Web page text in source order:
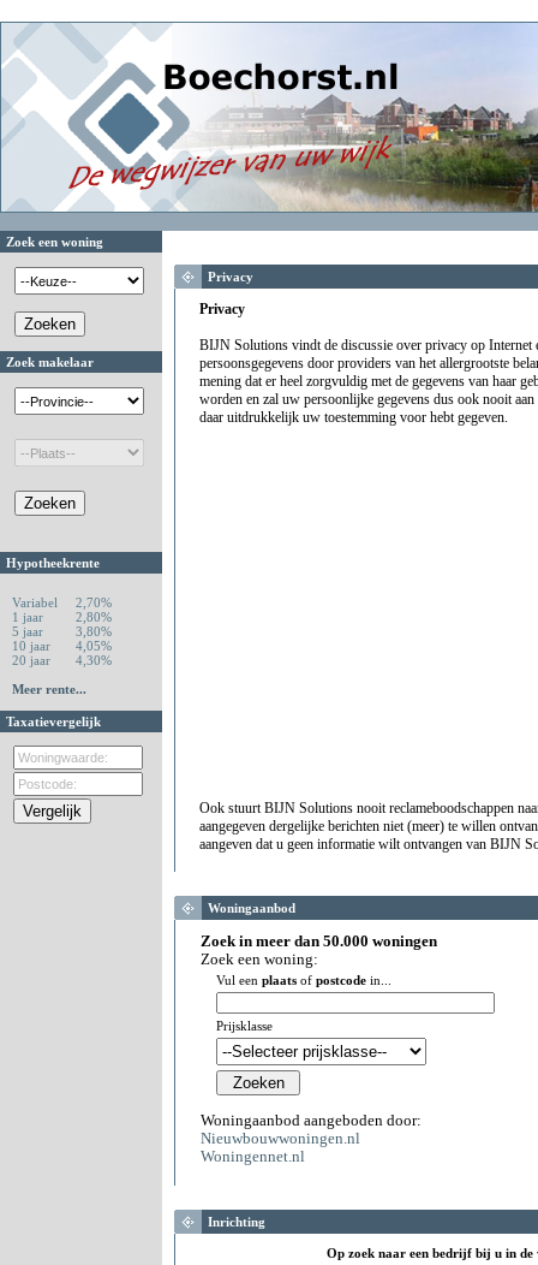
Zoek een woning
Zoek makelaar
Hypotheekrente
Variabel
2,70%
1 jaar
2,80%
5 jaar
3,80%
10 jaar
4,05%
20 jaar
4,30%
Meer rente...
Taxatievergelijk
Privacy
Privacy
BIJN Solutions vindt de discussie over privacy op
persoonsgegevens door providers van het allergrootste
mening dat er heel zorgvuldig met de gegevens van haar
worden en zal uw persoonlijke gegevens dus ook nooit
daar uitdrukkelijk uw toestemming voor hebt gegeven.
Ook stuurt BIJN Solutions nooit reclameboodschappen
aangegeven dergelijke berichten niet (meer) te willen
aangeven dat u geen informatie wilt ontvangen van BIJN
Woningaanbod
Zoek in meer dan 50.000 woningen
Zoek een woning:
Vul een plaats of postcode in...
Prijsklasse
Woningaanbod aangeboden door:
Nieuwbouwwoningen.nl
Woningennet.nl
Inrichting
Op zoek naar een bedrijf bij u in